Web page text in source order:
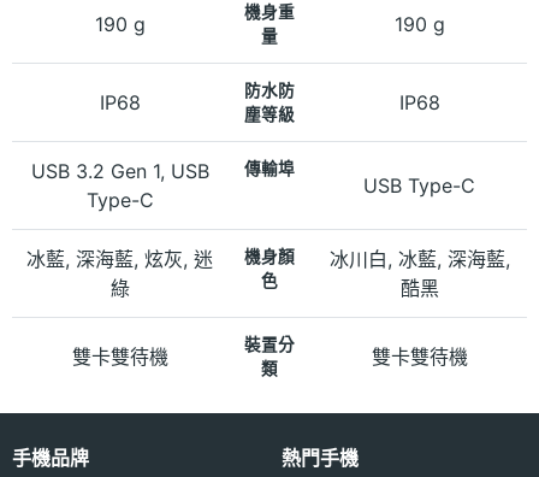
190 g
機身重
量
190 g
IP68
防水防
塵等級
IP68
USB 3.2 Gen 1, USB
Type-C
傳輸埠
USB Type-C
冰藍, 深海藍, 炫灰, 迷
綠
機身顏
色
冰川白, 冰藍, 深海藍,
酷黑
雙卡雙待機
裝置分
類
雙卡雙待機
手機品牌 熱門手機